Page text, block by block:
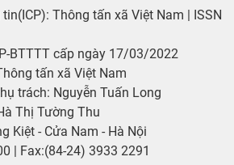
Thông tấn xã Việt Nam | ISSN
BTTTT cấp ngày 17/03/2022
tấn xã Việt Nam
trách: Nguyễn Tuấn Long
Thị Tường Thu
Kiệt - Cửa Nam - Hà Nội
| Fax:(84-24) 3933 2291